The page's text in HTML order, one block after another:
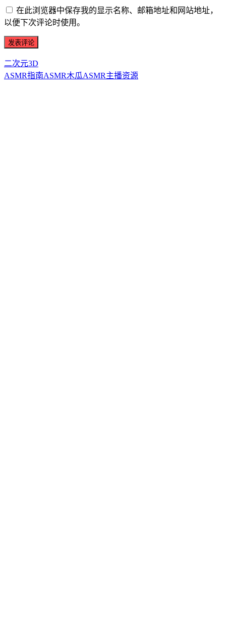
在此浏览器中保存我的显示名称、邮箱地址和网站地址，
以便下次评论时使用。
二次元3D
ASMR指南ASMR木瓜ASMR主播资源